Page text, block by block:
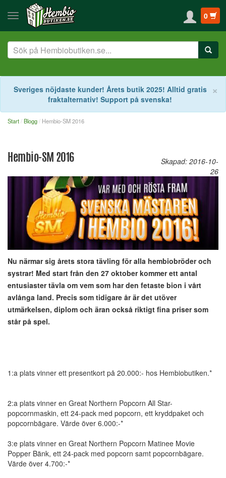
0
×
Sveriges nöjdaste kunder! Årets butik 2025! Alltid gratis
fraktalternativ! Support på svenska!
Start Blogg Hembio-SM 2016
Hembio-SM 2016
Skapad: 2016-10-
26
Nu närmar sig årets stora tävling för alla hembiobröder och
systrar! Med start från den 27 oktober kommer ett antal
entusiaster tävla om vem som har den fetaste bion i vårt
avlånga land. Precis som tidigare år är det utöver
utmärkelsen, diplom och äran också riktigt fina priser som
står på spel.
1:a plats vinner ett presentkort på 20.000:- hos Hembiobutiken.*
2:a plats vinner en Great Northern Popcorn All Star-
popcornmaskin, ett 24-pack med popcorn, ett kryddpaket och
popcornbägare. Värde över 6.000:-*
3:e plats vinner en Great Northern Popcorn Matinee Movie
Popper Bänk, ett 24-pack med popcorn samt popcornbägare.
Värde över 4.700:-*